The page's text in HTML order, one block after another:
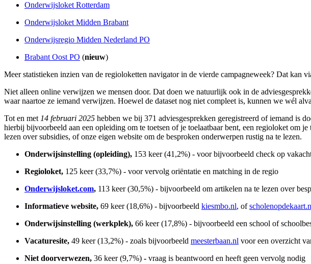
Onderwijsloket Rotterdam
Onderwijsloket Midden Brabant
Onderwijsregio Midden Nederland PO
Brabant Oost PO (nieuw)
Meer statistieken inzien van de regioloketten navigator in de vierde campagneweek? Dat kan
Niet alleen online verwijzen we mensen door. Dat doen we natuurlijk ook in de
waar naartoe ze iemand verwijzen. Hoewel de dataset nog niet compleet is, kunnen we wél
Tot en met 14 februari 2025 hebben we bij 371 adviesgesprekken geregistreerd of iemand is
hierbij bijvoorbeeld aan een opleiding om te toetsen of je toelaatbaar bent, een regioloket om
lezen over subsidies, of onze eigen website om de besproken onderwerpen rustig na te lezen.
Onderwijsinstelling (opleiding), 153 keer (41,2%) - voor bijvoorbeeld check op
Regioloket, 125 keer (33,7%) - voor vervolg oriëntatie en matching in de regio
Onderwijsloket.com, 113 keer (30,5%) - bijvoorbeeld om artikelen na te lezen over
Informatieve website, 69 keer (18,6%) - bijvoorbeeld kiesmbo.nl, of
Onderwijsinstelling (werkplek), 66 keer (17,8%) - bijvoorbeeld een school of
Vacaturesite, 49 keer (13,2%) - zoals bijvoorbeeld meesterbaan.nl voor een overzicht
Niet doorverwezen, 36 keer (9,7%) - vraag is beantwoord en heeft geen vervolg nodig